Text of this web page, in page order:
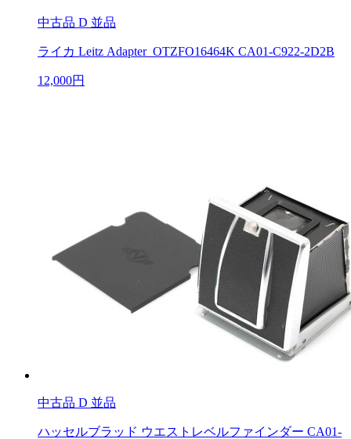
中古品 D 並品
ライカ Leitz Adapter OTZFO16464K CA01-C922-2D2B
12,000円
中古品 D 並品
ハッセルブラッド ウエストレベルファインダー CA01-